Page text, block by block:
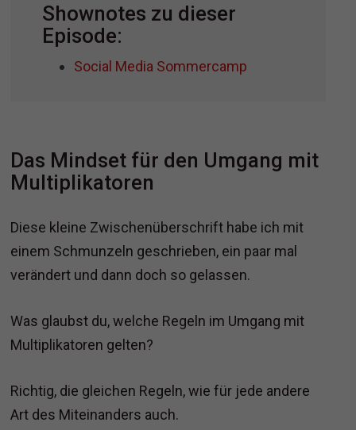
Shownotes zu dieser
Episode:
Social Media Sommercamp
Das Mindset für den Umgang mit
Multiplikatoren
Diese kleine Zwischenüberschrift habe ich mit
einem Schmunzeln geschrieben, ein paar mal
verändert und dann doch so gelassen.
Was glaubst du, welche Regeln im Umgang mit
Multiplikatoren gelten?
Richtig, die gleichen Regeln, wie für jede andere
Art des Miteinanders auch.